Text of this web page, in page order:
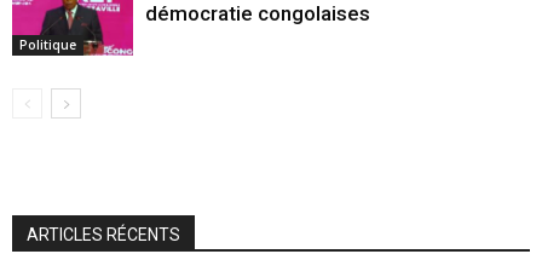
Politique
démocratie congolaises
ARTICLES RÉCENTS